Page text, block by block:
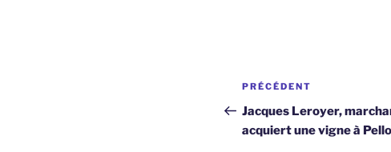
Navigation
de
l’article
Article
précédent
PRÉCÉDENT
Jacques Leroyer,
acquiert une vigne à